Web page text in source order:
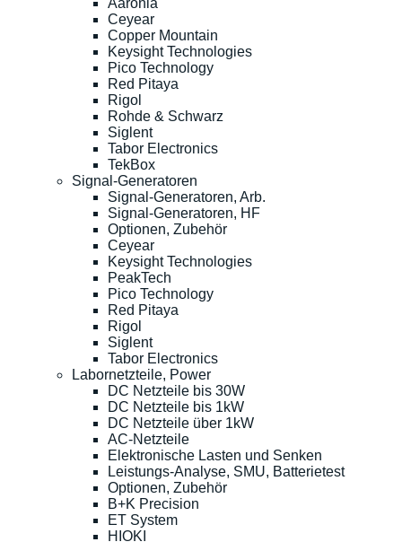
Ceyear
Copper Mountain
Keysight Technologies
Pico Technology
Red Pitaya
Rigol
Rohde & Schwarz
Siglent
Tabor Electronics
TekBox
Signal-Generatoren
Signal-Generatoren, Arb.
Signal-Generatoren, HF
Optionen, Zubehör
Ceyear
Keysight Technologies
PeakTech
Pico Technology
Red Pitaya
Rigol
Siglent
Tabor Electronics
Labornetzteile, Power
DC Netzteile bis 30W
DC Netzteile bis 1kW
DC Netzteile über 1kW
AC-Netzteile
Elektronische Lasten und Senken
Leistungs-Analyse, SMU, Batterietest
Optionen, Zubehör
B+K Precision
ET System
HIOKI